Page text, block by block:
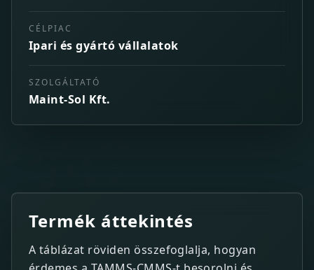
CÉLPIAC
Ipari és gyártó vállalatok
SZOLGÁLTATÓ
Maint-Sol Kft.
Termék áttekintés
A táblázat röviden összefoglalja, hogyan